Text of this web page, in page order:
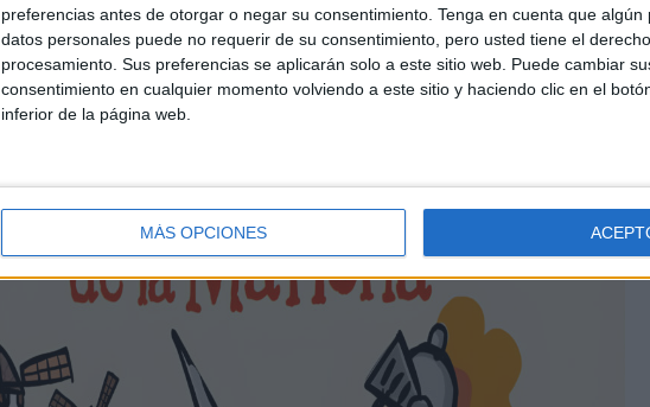
preferencias antes de otorgar o negar su consentimiento. Tenga en cuenta que
datos personales puede no requerir de su consentimiento, pero usted tiene el
procesamiento. Sus preferencias se aplicarán solo a este sitio web. Puede cambiar
consentimiento en cualquier momento volviendo a este sitio y haciendo clic en el
inferior de la página web.
MÁS OPCIONES